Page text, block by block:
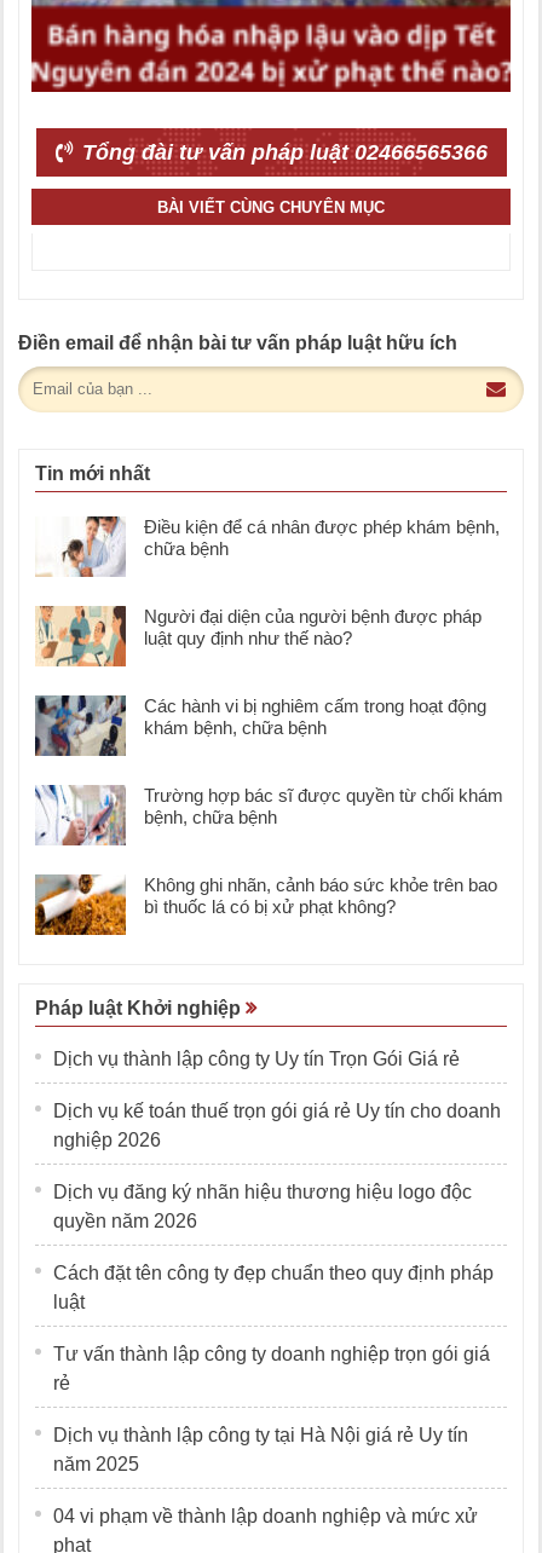
Tổng đài tư vấn pháp luật 02466565366
BÀI VIẾT CÙNG CHUYÊN MỤC
Điền email để nhận bài tư vấn pháp luật hữu ích
Tin mới nhất
Điều kiện để cá nhân được phép khám bệnh,
chữa bệnh
Người đại diện của người bệnh được pháp
luật quy định như thế nào?
Các hành vi bị nghiêm cấm trong hoạt động
khám bệnh, chữa bệnh
Trường hợp bác sĩ được quyền từ chối khám
bệnh, chữa bệnh
Không ghi nhãn, cảnh báo sức khỏe trên bao
bì thuốc lá có bị xử phạt không?
Pháp luật Khởi nghiệp
Dịch vụ thành lập công ty Uy tín Trọn Gói Giá rẻ
Dịch vụ kế toán thuế trọn gói giá rẻ Uy tín cho doanh
nghiệp 2026
Dịch vụ đăng ký nhãn hiệu thương hiệu logo độc
quyền năm 2026
Cách đặt tên công ty đẹp chuẩn theo quy định pháp
luật
Tư vấn thành lập công ty doanh nghiệp trọn gói giá
rẻ
Dịch vụ thành lập công ty tại Hà Nội giá rẻ Uy tín
năm 2025
04 vi phạm về thành lập doanh nghiệp và mức xử
phạt